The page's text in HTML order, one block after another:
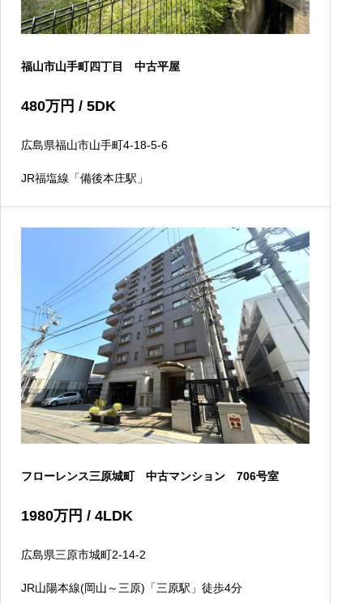
福山市山手町四丁目 中古平屋
480万円 / 5DK
広島県福山市山手町4-18-5-6
JR福塩線「備後本庄駅」
フローレンス三原城町 中古マンション 706号室
1980万円 / 4LDK
広島県三原市城町2-14-2
JR山陽本線(岡山～三原)「三原駅」徒歩4分